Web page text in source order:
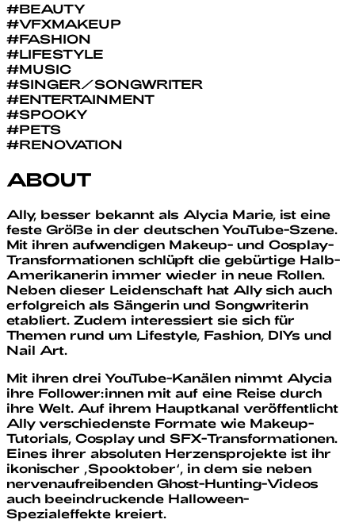
#BEAUTY
#VFXMAKEUP
#FASHION
#LIFESTYLE
#MUSIC
#SINGER/SONGWRITER
#ENTERTAINMENT
#SPOOKY
#PETS
#RENOVATION
ABOUT
Ally, besser bekannt als Alycia Marie, ist eine
feste Größe in der deutschen YouTube-Szene.
Mit ihren aufwendigen Makeup- und Cosplay-
Transformationen schlüpft die gebürtige Halb-
Amerikanerin immer wieder in neue Rollen.
Neben dieser Leidenschaft hat Ally sich auch
erfolgreich als Sängerin und Songwriterin
etabliert. Zudem interessiert sie sich für
Themen rund um Lifestyle, Fashion, DIYs und
Nail Art.
Mit ihren drei YouTube-Kanälen nimmt Alycia
ihre Follower:innen mit auf eine Reise durch
ihre Welt. Auf ihrem Hauptkanal veröffentlicht
Ally verschiedenste Formate wie Makeup-
Tutorials, Cosplay und SFX-Transformationen.
Eines ihrer absoluten Herzensprojekte ist ihr
ikonischer ‚Spooktober‘, in dem sie neben
nervenaufreibenden Ghost-Hunting-Videos
auch beeindruckende Halloween-
Spezialeffekte kreiert.